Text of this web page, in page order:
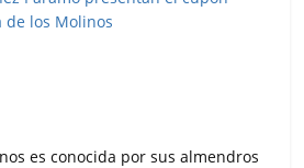
es conocida por sus almendros